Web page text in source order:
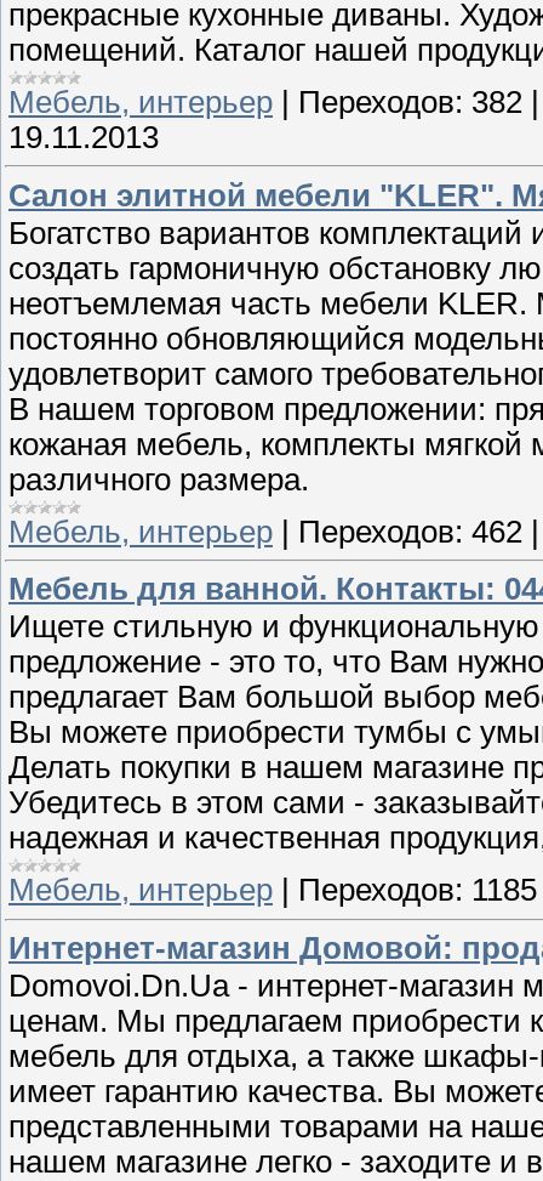
прекрасные кухонные диваны.
помещений. Каталог нашей
Мебель, интерьер
Переходов: 382
19.11.2013
Салон элитной мебели "KLER".
Богатство вариантов
создать гармоничную обстановку
неотъемлемая часть мебели
постоянно обновляющийся
удовлетворит самого
В нашем торговом предложении:
кожаная мебель, комплекты
различного размера.
Мебель, интерьер
Переходов: 462
Мебель для ванной. Контакты:
Ищете стильную и
предложение - это то, что Вам
предлагает Вам большой выбор
Вы можете приобрести тумбы с
Делать покупки в нашем магазине
Убедитесь в этом сами -
надежная и качественная
Мебель, интерьер
Переходов: 1185
Интернет-магазин Домовой:
Domovoi.Dn.Ua - интернет-
ценам. Мы предлагаем приобрести
мебель для отдыха, а также
имеет гарантию качества. Вы
представленными товарами на
нашем магазине легко - заходите